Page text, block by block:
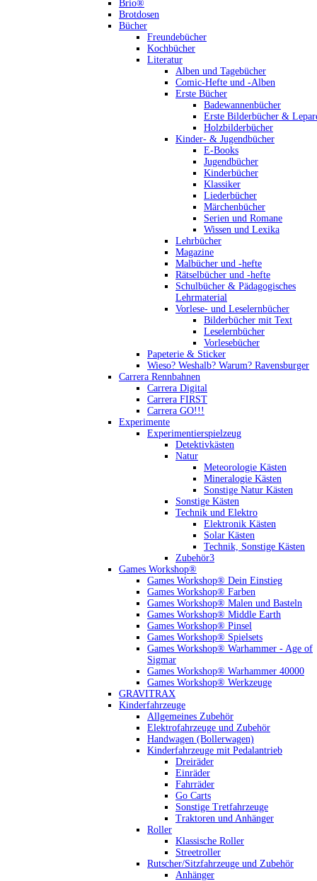
Brio®
Brotdosen
Bücher
Freundebücher
Kochbücher
Literatur
Alben und Tagebücher
Comic-Hefte und -Alben
Erste Bücher
Badewannenbücher
Erste Bilderbücher &
Holzbilderbücher
Kinder- & Jugendbücher
E-Books
Jugendbücher
Kinderbücher
Klassiker
Liederbücher
Märchenbücher
Serien und Romane
Wissen und Lexika
Lehrbücher
Magazine
Malbücher und -hefte
Rätselbücher und -hefte
Schulbücher & Pädagogisches
Lehrmaterial
Vorlese- und Leselernbücher
Bilderbücher mit Text
Leselernbücher
Vorlesebücher
Papeterie & Sticker
Wieso? Weshalb? Warum? Ravensburger
Carrera Rennbahnen
Carrera Digital
Carrera FIRST
Carrera GO!!!
Experimente
Experimentierspielzeug
Detektivkästen
Natur
Meteorologie Kästen
Mineralogie Kästen
Sonstige Natur Kästen
Sonstige Kästen
Technik und Elektro
Elektronik Kästen
Solar Kästen
Technik, Sonstige Kästen
Zubehör3
Games Workshop®
Games Workshop® Dein Einstieg
Games Workshop® Farben
Games Workshop® Malen und Basteln
Games Workshop® Middle Earth
Games Workshop® Pinsel
Games Workshop® Spielsets
Games Workshop® Warhammer - Age of
Sigmar
Games Workshop® Warhammer 40000
Games Workshop® Werkzeuge
GRAVITRAX
Kinderfahrzeuge
Allgemeines Zubehör
Elektrofahrzeuge und Zubehör
Handwagen (Bollerwagen)
Kinderfahrzeuge mit Pedalantrieb
Dreiräder
Einräder
Fahrräder
Go Carts
Sonstige Tretfahrzeuge
Traktoren und Anhänger
Roller
Klassische Roller
Streetroller
Rutscher/Sitzfahrzeuge und Zubehör
Anhänger